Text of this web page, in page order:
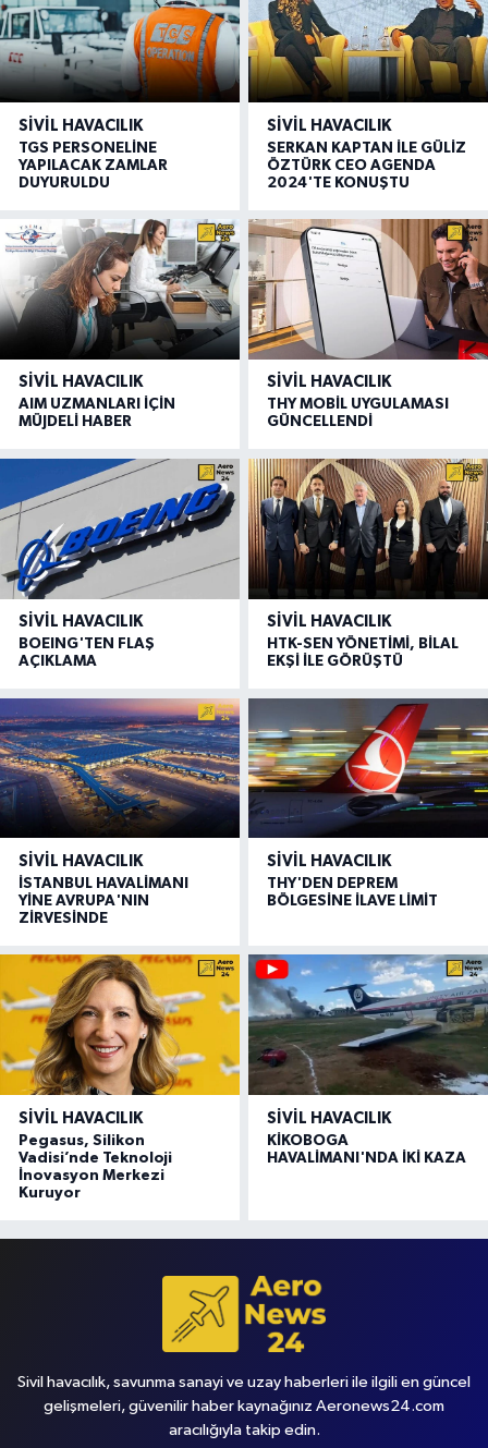
SIVIL HAVACILIK
TGS PERSONELİNE
YAPILACAK ZAMLAR
DUYURULDU
SIVIL HAVACILIK
SERKAN KAPTAN İLE GÜLİZ
ÖZTÜRK CEO AGENDA
2024'TE KONUŞTU
SIVIL HAVACILIK
AIM UZMANLARI İÇİN
MÜJDELİ HABER
SIVIL HAVACILIK
THY MOBİL UYGULAMASI
GÜNCELLENDİ
SIVIL HAVACILIK
BOEING'TEN FLAŞ
AÇIKLAMA
SIVIL HAVACILIK
HTK-SEN YÖNETİMİ, BİLAL
EKŞİ İLE GÖRÜŞTÜ
SIVIL HAVACILIK
İSTANBUL HAVALİMANI
YİNE AVRUPA'NIN
ZİRVESİNDE
SIVIL HAVACILIK
THY'DEN DEPREM
BÖLGESİNE İLAVE LİMİT
SIVIL HAVACILIK
Pegasus, Silikon
Vadisi’nde Teknoloji
İnovasyon Merkezi
Kuruyor
SIVIL HAVACILIK
KİKOBOGA
HAVALİMANI'NDA İKİ KAZA
Sivil havacılık, savunma sanayi ve uzay haberleri ile ilgili en güncel
gelişmeleri, güvenilir haber kaynağınız Aeronews24.com
aracılığıyla takip edin.